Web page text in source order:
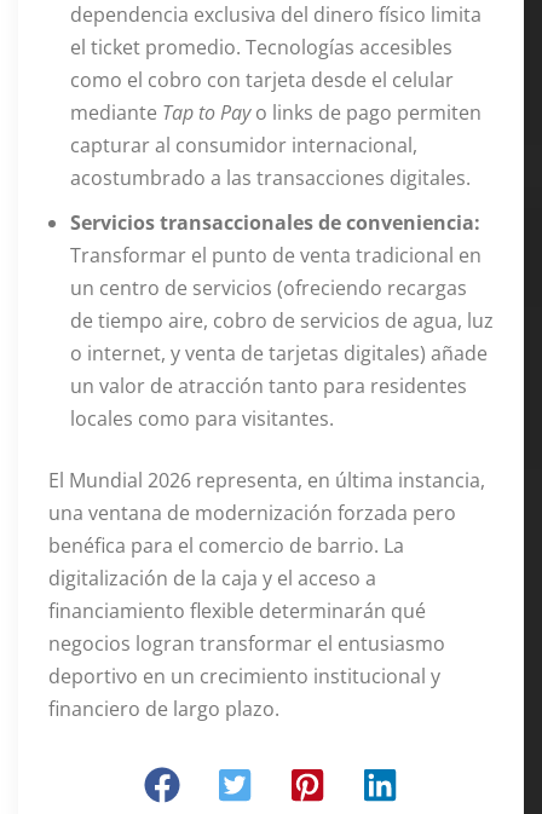
dependencia exclusiva del dinero físico limita
el ticket promedio. Tecnologías accesibles
como el cobro con tarjeta desde el celular
mediante Tap to Payo links de pago permiten
capturar al consumidor internacional,
acostumbrado a las transacciones digitales.
Servicios transaccionales de conveniencia:
Transformar el punto de venta tradicional en
un centro de servicios (ofreciendo recargas
de tiempo aire, cobro de servicios de agua, luz
o internet, y venta de tarjetas digitales) añade
un valor de atracción tanto para residentes
locales como para visitantes.
El Mundial 2026 representa, en última instancia,
una ventana de modernización forzada pero
benéfica para el comercio de barrio. La
digitalización de la caja y el acceso a
financiamiento flexible determinarán qué
negocios logran transformar el entusiasmo
deportivo en un crecimiento institucional y
financiero de largo plazo.